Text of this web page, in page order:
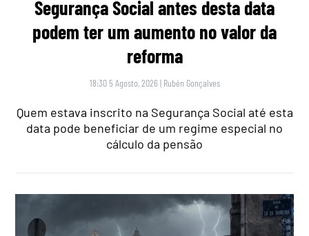
Segurança Social antes desta data
podem ter um aumento no valor da
reforma
18:30 5 Agosto, 2026 | Rubén Gonçalves
Quem estava inscrito na Segurança Social até esta
data pode beneficiar de um regime especial no
cálculo da pensão